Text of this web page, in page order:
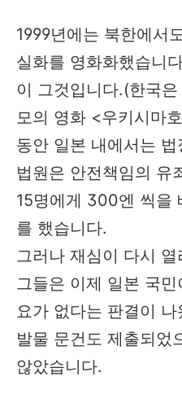
1999년에는 북한에서
실화를 영화화했습니
이 그것입니다.(한국
모의 영화 <우키시마
동안 일본 내에서는
법원은 안전책임의 유
15명에게 300엔 씩을
를 했습니다.
그러나 재심이 다시
그들은 이제 일본 국
요가 없다는 판결이
발물 문건도 제출되었
않았습니다.